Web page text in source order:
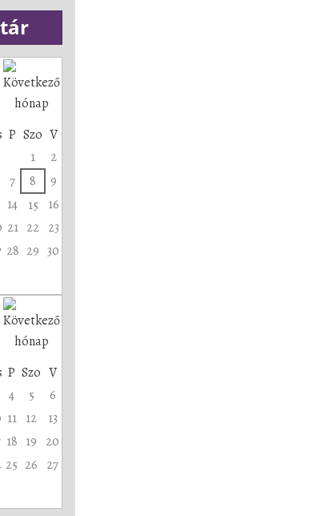
P Szo V
1
2
7 8
9
14 15
16
21 22 23
28 29 30
P Szo V
4 5
6
11 12
13
18 19 20
25 26 27